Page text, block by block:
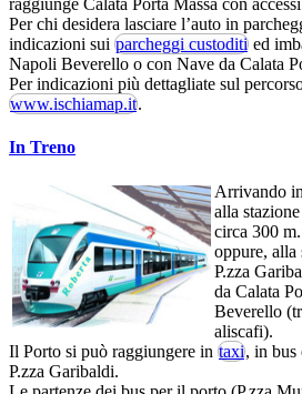
raggiunge Calata Porta Massa con
Per chi desidera lasciare l’auto in
indicazioni sui parcheggi custoditi ed
Napoli Beverello o con Nave da Calata
Per indicazioni più dettagliate sul
www.ischiamap.it.
In Treno
Arrivando
alla
circa 300
oppure, alla
P.zza
da Calata
Beverello
aliscafi).
Il Porto si può raggiungere in taxi, in bus
P.zza Garibaldi.